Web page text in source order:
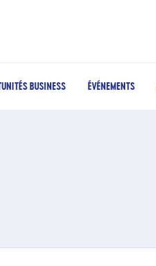
BUSINESS ÉVÉNEMENTS